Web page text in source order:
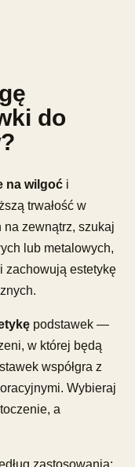
do
na wilgoć i
trwałość w
zewnątrz, szukaj
lub metalowych,
zachowują estetykę
podstawek —
w której będą
współgra z
Wybieraj
a
zastosowania: